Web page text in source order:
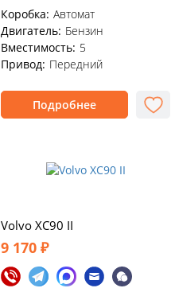
Коробка: Автомат
Двигатель: Бензин
Вместимость: 5
Привод: Передний
Подробнее
Volvo XC90 II
9 170 ₽